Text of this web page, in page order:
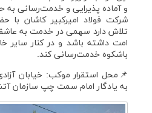
و آماده پذیرایی و خدمت‌رسانی به
شرکت فولاد امیرکبیر کاشان با
تلاش دارد سهمی در خدمت به
امت داشته باشد و در کنار سایر
باشکوه خدمت‌رسانی کند.
📌محل استقرار موکب: خیابان
به یادگار امام سمت چپ سازمان